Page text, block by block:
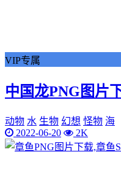
VIP专属
中国龙PNG图片
动物 水 生物 幻想 怪物 海
2022-06-20
2K